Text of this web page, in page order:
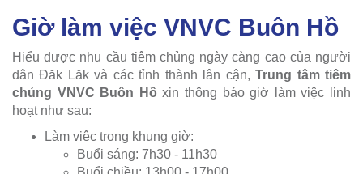
Giờ làm việc VNVC Buôn Hồ
Hiểu được nhu cầu tiêm chủng ngày càng cao của người
dân Đăk Lăk và các tỉnh thành lân cận,Trung tâm tiêm
chủng VNVC Buôn Hồ xin thông báo giờ làm việc linh
hoạt như sau:
Làm việc trong khung giờ:
Buổi sáng: 7h30 - 11h30